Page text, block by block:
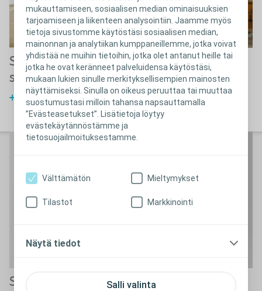
mukauttamiseen, sosiaalisen median ominaisuuksien
tarjoamiseen ja liikenteen analysointiin. Jaamme myös
tietoja sivustomme käytöstäsi sosiaalisen median,
mainonnan ja analytiikan kumppaneillemme, jotka voivat
yhdistää ne muihin tietoihin, jotka olet antanut heille tai
jotka he ovat keränneet palveluidensa käytöstäsi,
mukaan lukien sinulle merkityksellisempien mainosten
näyttämiseksi. Sinulla on oikeus peruuttaa tai muuttaa
suostumustasi milloin tahansa napsauttamalla
”Evästeasetukset”. Lisätietoja löytyy
evästekäytännöstämme ja
tietosuojailmoituksestamme.
Salli valinta
Välttämätön Mieltymykset
Tilastot Markkinointi
Näytä tiedot
Selkärankahalkio ja
suolen ongelmat
Lue lisää selkärankahalkiosta ja
suolen ongelmista
Suoliston
ongelmien hoito
Kuinka pitää huolta suoliston
toiminnasta
Suolen hoidon tuotteet